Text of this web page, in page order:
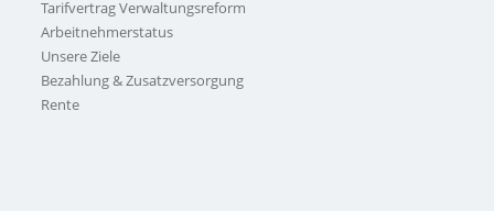
Tarifvertrag Verwaltungsreform
Arbeitnehmerstatus
Unsere Ziele
Bezahlung & Zusatzversorgung
Rente